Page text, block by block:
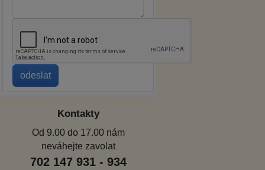
Kontakty
Od 9.00 do 17.00 nám
neváhejte zavolat
702 147 931 - 934